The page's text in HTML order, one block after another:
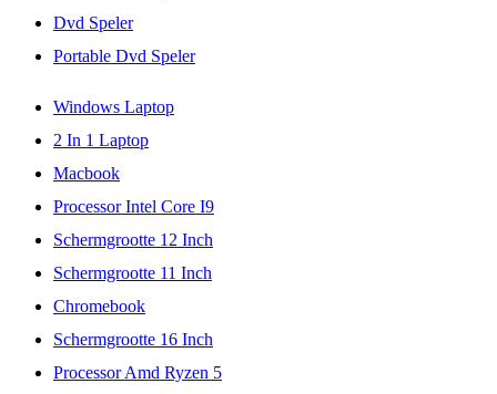
Dvd Speler
Portable Dvd Speler
Windows Laptop
2 In 1 Laptop
Macbook
Processor Intel Core I9
Schermgrootte 12 Inch
Schermgrootte 11 Inch
Chromebook
Schermgrootte 16 Inch
Processor Amd Ryzen 5